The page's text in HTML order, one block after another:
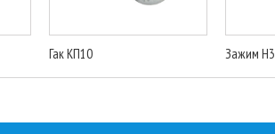
Гак КП10 Зажим H3